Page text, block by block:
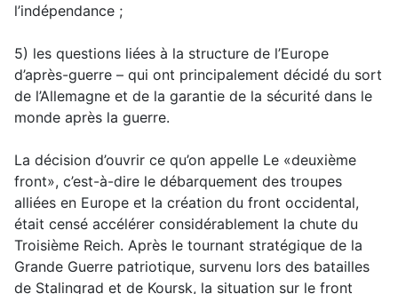
l’indépendance ;
5) les questions liées à la structure de l’Europe
d’après-guerre – qui ont principalement décidé du sort
de l’Allemagne et de la garantie de la sécurité dans le
monde après la guerre.
La décision d’ouvrir ce qu’on appelle Le «deuxième
front», c’est-à-dire le débarquement des troupes
alliées en Europe et la création du front occidental,
était censé accélérer considérablement la chute du
Troisième Reich. Après le tournant stratégique de la
Grande Guerre patriotique, survenu lors des batailles
de Stalingrad et de Koursk, la situation sur le front